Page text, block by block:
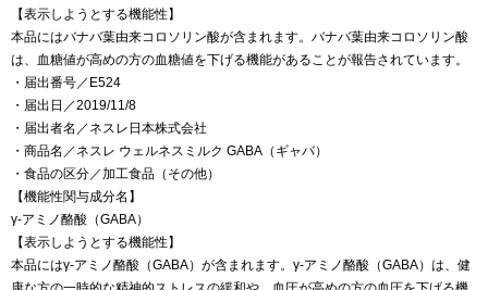
【表示しようとする機能性】
本品にはバナバ葉由来コロソリン酸が含まれます。バナバ葉由来コロソリン酸
は、血糖値が高めの方の血糖値を下げる機能があることが報告されています。
・届出番号／E524
・届出日／2019/11/8
・届出者名／ネスレ日本株式会社
・商品名／ネスレ ウェルネスミルク GABA（ギャバ）
・食品の区分／加工食品（その他）
【機能性関与成分名】
γ-アミノ酪酸（GABA）
【表示しようとする機能性】
本品にはγ-アミノ酪酸（GABA）が含まれます。γ-アミノ酪酸（GABA）は、健